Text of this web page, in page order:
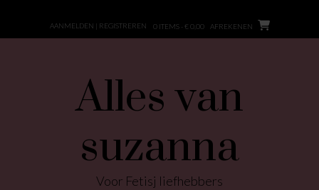
de
AANMELDEN | REGISTREREN 0 ITEMS - € 0,00 AFREKENEN
Alles van
suzanna
Voor Fetisj liefhebbers